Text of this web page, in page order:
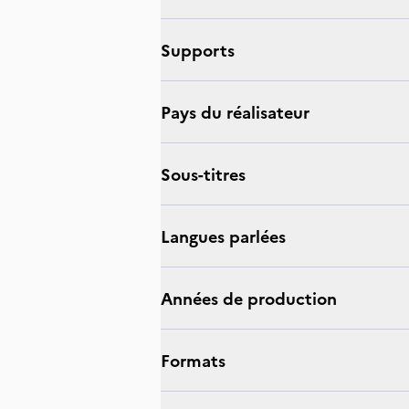
supports
Pays du réalisateur
sous-titres
langues parlées
Années de production
Formats